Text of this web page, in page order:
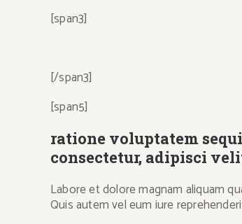
[span3]
[/span3]
[span5]
ratione voluptatem
consectetur, adipisci
Labore et dolore magnam aliquam
Quis autem vel eum iure